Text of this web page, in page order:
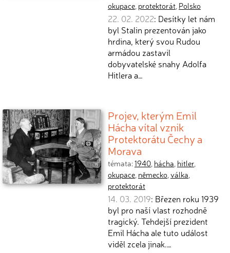
okupace, protektorát, Polsko
22. 02. 2022: Desítky let nám
byl Stalin prezentován jako
hrdina, který svou Rudou
armádou zastavil
dobyvatelské snahy Adolfa
Hitlera a…
Projev, kterým Emil
Hácha vítal vznik
Protektorátu Čechy a
Morava
témata:1940, hácha, hitler,
okupace, německo,válka,
protektorát
14. 03. 2019: Březen roku 1939
byl pro naší vlast rozhodně
tragický. Tehdejší prezident
Emil Hácha ale tuto událost
viděl zcela jinak.…